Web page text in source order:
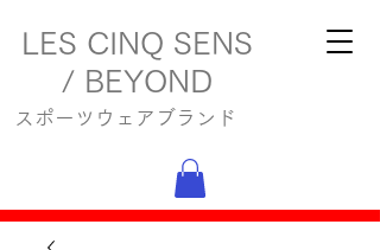
LES CINQ SENS
/ BEYOND
スポーツウェアブランド